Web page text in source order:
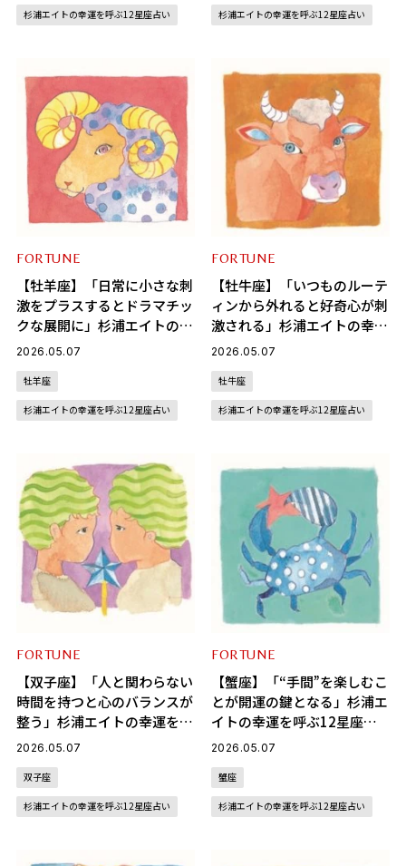
杉浦エイトの幸運を呼ぶ12星座占い 杉浦エイトの幸運を呼ぶ12星座占い
FORTUNE
【牡羊座】「日常に小さな刺
激をプラスするとドラマチッ
クな展開に」杉浦エイトの幸
運を呼ぶ12星座占い（5/7～
2026.05.07
牡羊座
杉浦エイトの幸運を呼ぶ12星座占い
FORTUNE
【牡牛座】「いつものルーテ
ィンから外れると好奇心が刺
激される」杉浦エイトの幸運
を呼ぶ12星座占い（5/7～
2026.05.07
牡牛座
杉浦エイトの幸運を呼ぶ12星座占い
FORTUNE
【双子座】「人と関わらない
時間を持つと心のバランスが
整う」杉浦エイトの幸運を呼
ぶ12星座占い（5/7～6/4）
2026.05.07
双子座
杉浦エイトの幸運を呼ぶ12星座占い
FORTUNE
【蟹座】「“手間”を楽しむこ
とが開運の鍵となる」杉浦エ
イトの幸運を呼ぶ12星座占
い（5/7～6/4）
2026.05.07
蟹座
杉浦エイトの幸運を呼ぶ12星座占い